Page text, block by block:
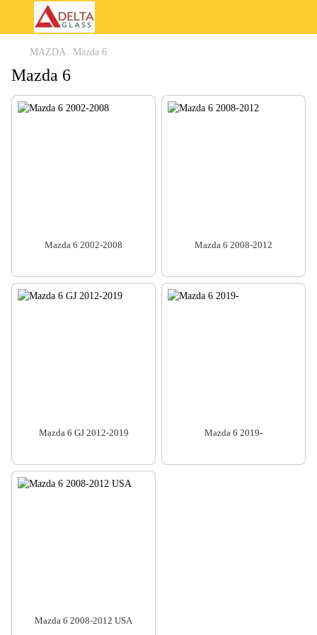
MAZDA Mazda 6
Mazda 6
Mazda 6 2002-2008 Mazda 6 2008-2012
Mazda 6 GJ 2012-2019 Mazda 6 2019-
Mazda 6 2008-2012 USA